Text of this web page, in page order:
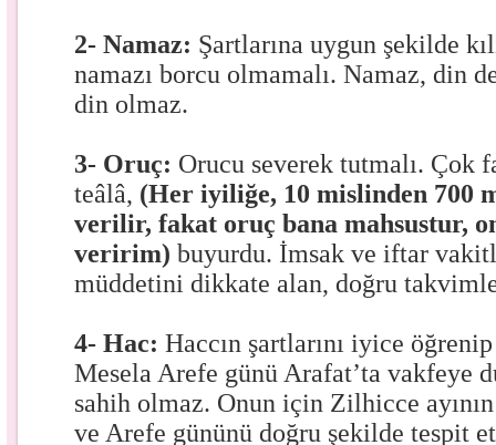
2- Namaz: Şartlarına uygun şekilde
namazı borcu olmamalı. Namaz, din
din olmaz.
3- Oruç: Orucu severek tutmalı.
teâlâ, (Her iyiliğe, 10 mislinden 700
verilir, fakat oruç bana mahsustur,
veririm) buyurdu. İmsak ve iftar
müddetini dikkate alan, doğru
4- Hac:Haccın şartlarını iyice
Mesela Arefe günü Arafat’ta vakfeye
sahih olmaz. Onun için Zilhicce
ve Arefe gününü doğru şekilde tespit